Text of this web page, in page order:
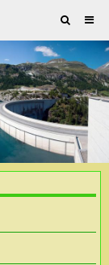
A L'UIAD